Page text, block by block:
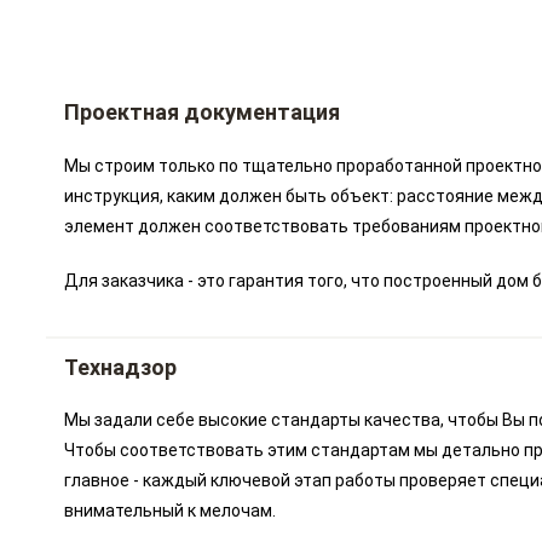
Проектная документация
Мы строим только по тщательно проработанной
инструкция, каким должен быть объект: расстояние
элемент должен соответствовать требованиям
Для заказчика - это гарантия того, что построенный
Технадзор
Мы задали себе высокие стандарты качества, чтобы Вы
Чтобы соответствовать этим стандартам мы детально
главное - каждый ключевой этап работы проверяет
внимательный к мелочам.